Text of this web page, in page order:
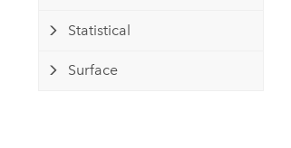
Statistical
Surface